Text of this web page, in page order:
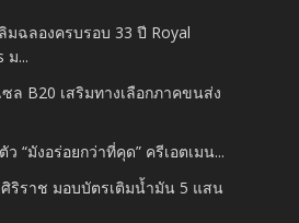
มฉลองครบรอบ 33 ปี Royal
ม...
ล B20 เสริมทางเลือกภาคขนส่ง
ว “มังอร่อยกว่าที่คุด” ครีเอตเมน...
ริราช มอบบัตรเติมน้ำมัน 5 แสน